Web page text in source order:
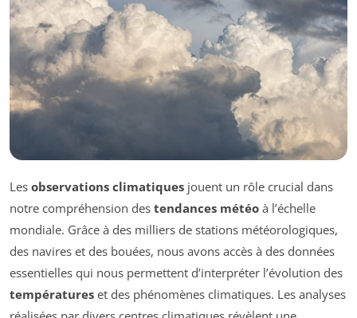
Les observations climatiques jouent un rôle crucial dans
notre compréhension des tendances météo à l’échelle
mondiale. Grâce à des milliers de stations météorologiques,
des navires et des bouées, nous avons accès à des données
essentielles qui nous permettent d’interpréter l’évolution des
températures et des phénomènes climatiques. Les analyses